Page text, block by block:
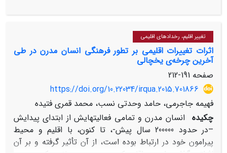
در مناطق مذکور نسبتاً کم بوده و حضور این گونه در بخش
از رودخانه هایی است که در این بخش به خلیج فارس می
ریزند، در قسمت های مرکزی به دلیل شوری و تبخیر بالا
فراوانی آن خیلی کم و نزدیک به تنگه هرمز که شوری نسبتاً
کمتر است دارای فراوانی کم و نهایتاً در شرق تنگه هرمز و
دریای عمان (سیریک) که میزان شوری بالا می باشد، این گونه
حضور ندارد.
تغییر اقلیم، رخدادهای اقلیمی
اثرات تغییرات اقلیمی بر تطور فرهنگی انسان مدرن در طی
آخرین چرخه‌ی یخچالی
صفحه 191-212
https://doi.org/10.22034/irqua.2015.701866
فهیمه جاجرمی، حامد وحدتی نسب، محمد قمری فتیده
چکیده انسان مدرن و تمامی فعالیت­هایش از ابتدای پیدایش
–در حدود 200000 سال پیش-، تا کنون، با اقلیم و محیط
پیرامون خود در ارتباط بوده است، از آن تأثیر گرفته و بر آن